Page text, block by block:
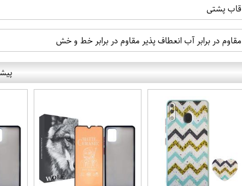
قاب پشتی
مقاوم در برابر آب انعطاف پذیر مقاوم در برابر خط و خش